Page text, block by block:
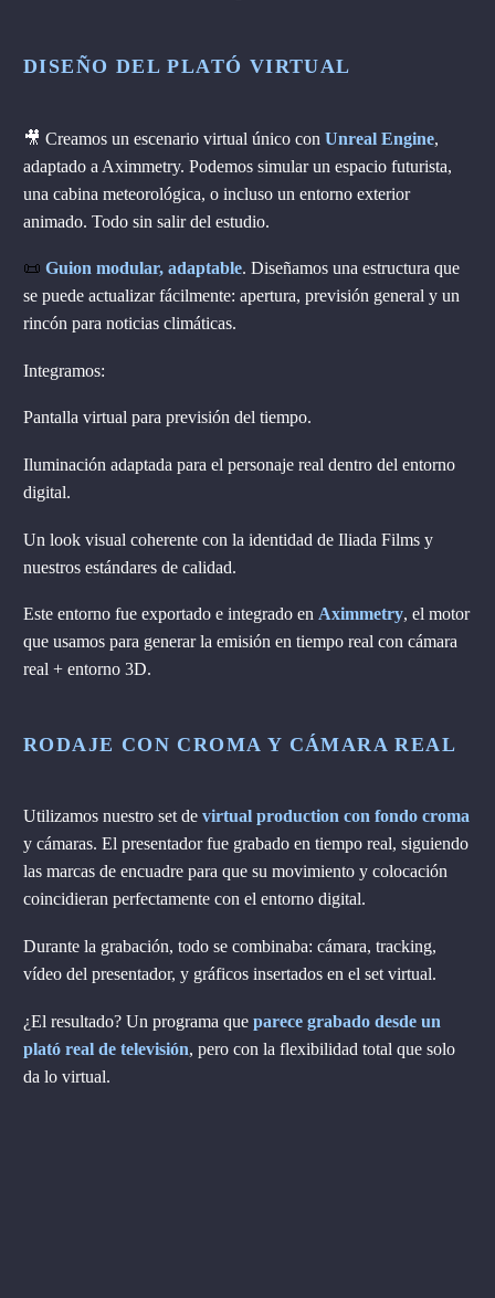
DISEÑO DEL PLATÓ VIRTUAL
🎥 Creamos un escenario virtual único con Unreal Engine,
adaptado a Aximmetry. Podemos simular un espacio futurista,
una cabina meteorológica, o incluso un entorno exterior
animado. Todo sin salir del estudio.
📜 Guion modular, adaptable. Diseñamos una estructura que
se puede actualizar fácilmente: apertura, previsión general y un
rincón para noticias climáticas.
Integramos:
Pantalla virtual para previsión del tiempo.
Iluminación adaptada para el personaje real dentro del entorno
digital.
Un look visual coherente con la identidad de Iliada Films y
nuestros estándares de calidad.
Este entorno fue exportado e integrado en Aximmetry, el motor
que usamos para generar la emisión en tiempo real con cámara
real + entorno 3D.
RODAJE CON CROMA Y CÁMARA REAL
Utilizamos nuestro set de virtual production con fondo croma
y cámaras. El presentador fue grabado en tiempo real, siguiendo
las marcas de encuadre para que su movimiento y colocación
coincidieran perfectamente con el entorno digital.
Durante la grabación, todo se combinaba: cámara, tracking,
vídeo del presentador, y gráficos insertados en el set virtual.
¿El resultado? Un programa que parece grabado desde un
plató real de televisión, pero con la flexibilidad total que solo
da lo virtual.